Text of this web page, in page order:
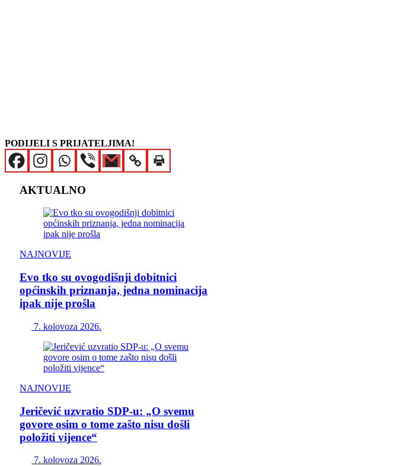
PODIJELI S PRIJATELJIMA!
AKTUALNO
NAJNOVIJE
Evo tko su ovogodišnji dobitnici
općinskih priznanja, jedna nominacija
ipak nije prošla
7. kolovoza 2026.
NAJNOVIJE
Jeričević uzvratio SDP-u: „O svemu
govore osim o tome zašto nisu došli
položiti vijence“
7. kolovoza 2026.